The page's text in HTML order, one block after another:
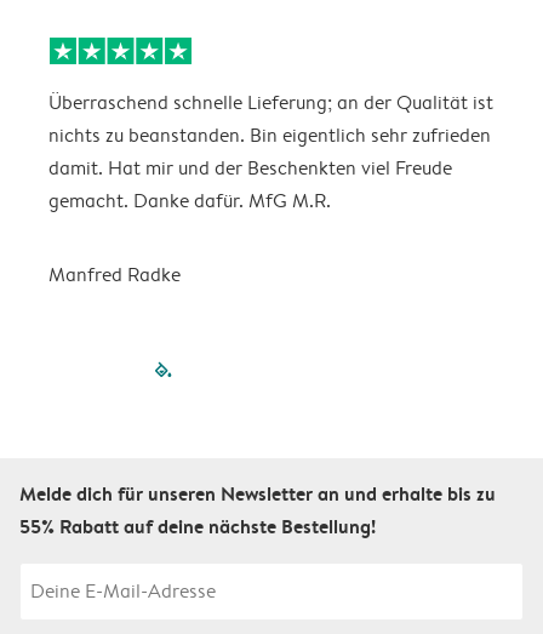
Überraschend schnelle Lieferung; an der Qualität ist
nichts zu beanstanden. Bin eigentlich sehr zufrieden
damit. Hat mir und der Beschenkten viel Freude
gemacht. Danke dafür. MfG M.R.
Manfred Radke
filled-pagination
Melde dich für unseren Newsletter an und erhalte bis zu
55% Rabatt auf deine nächste Bestellung!